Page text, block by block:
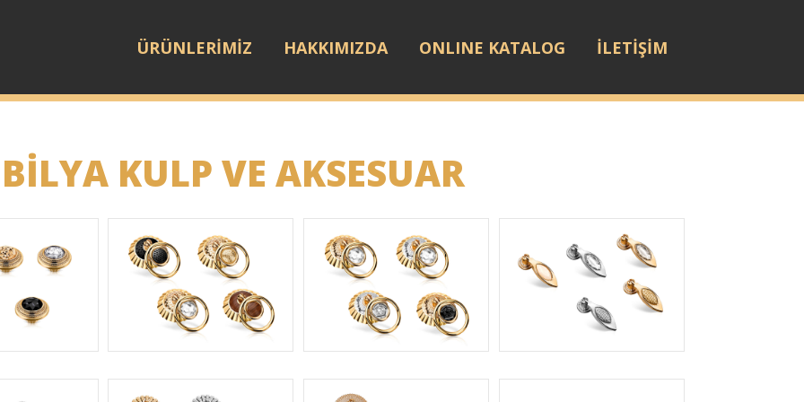
ÜRÜNLERİMİZ HAKKIMIZDA ONLINE KATALOG İLETİŞİM
KULP VE AKSESUAR